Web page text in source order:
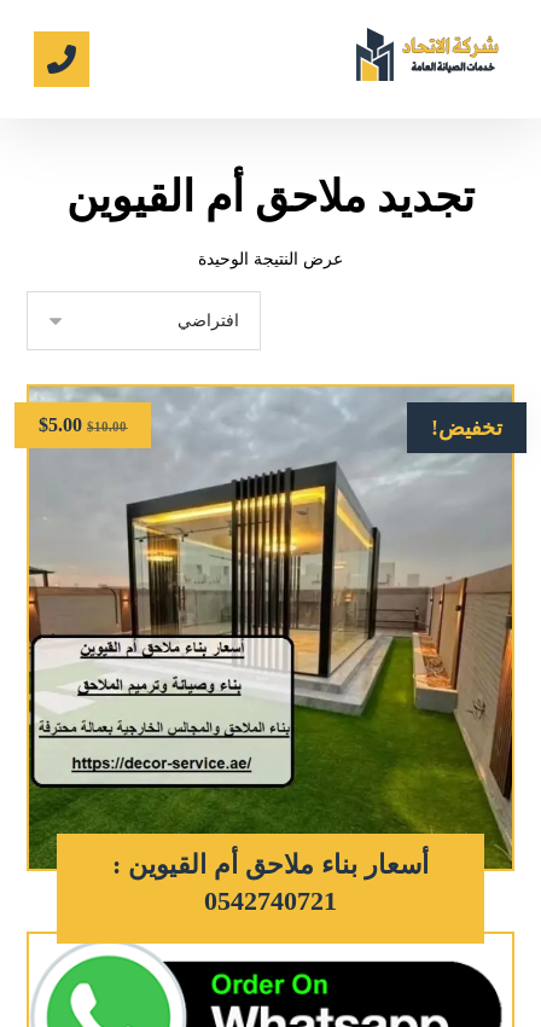
تجديد ملاحق أم القيوين
عرض النتيجة الوحيدة
تخفيض!
أسعار بناء ملاحق أم القيوين :
0542740721
$10.00
$5.00